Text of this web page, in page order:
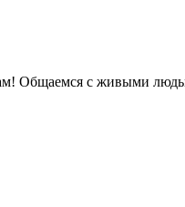
Общаемся с живыми